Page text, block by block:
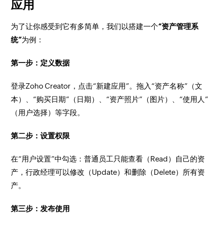
应用
为了让你感受到它有多简单，我们以搭建一个“资产管理系
统”为例：
第一步：定义数据
登录Zoho Creator，点击“新建应用”。拖入“资产名称”（文
本）、“购买日期”（日期）、“资产照片”（图片）、“使用人”
（用户选择）等字段。
第二步：设置权限
在“用户设置”中勾选：普通员工只能查看（Read）自己的资
产，行政经理可以修改（Update）和删除（Delete）所有资
产。
第三步：发布使用